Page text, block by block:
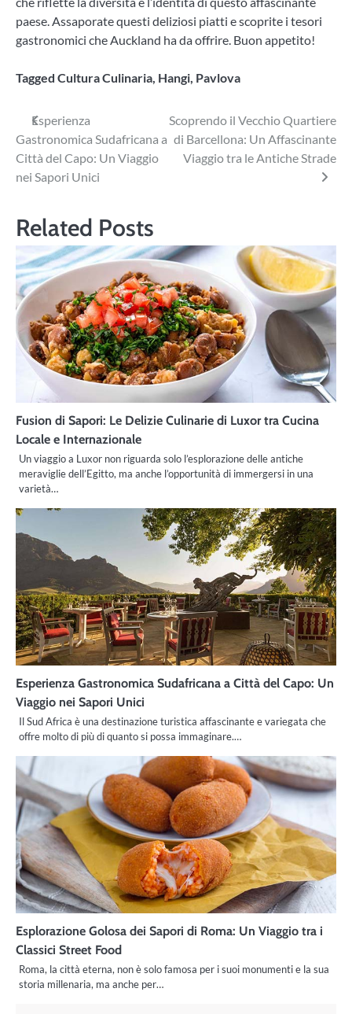
paese. Assaporate questi deliziosi piatti e scoprite i tesori
gastronomici che Auckland ha da offrire. Buon appetito!
Tagged Cultura Culinaria, Hangi, Pavlova
Navigazione
articoli
Esperienza
Gastronomica Sudafricana a
Città del Capo: Un Viaggio
nei Sapori Unici
Scoprendo il Vecchio Quartiere
di Barcellona: Un Affascinante
Viaggio tra le Antiche Strade
Related Posts
Fusion di Sapori: Le Delizie Culinarie di Luxor tra Cucina
Locale e Internazionale
Un viaggio a Luxor non riguarda solo l’esplorazione delle antiche
meraviglie dell’Egitto, ma anche l’opportunità di immergersi in una
varietà…
Esperienza Gastronomica Sudafricana a Città del Capo: Un
Viaggio nei Sapori Unici
Il Sud Africa è una destinazione turistica affascinante e variegata che
offre molto di più di quanto si possa immaginare.…
Esplorazione Golosa dei Sapori di Roma: Un Viaggio tra i
Classici Street Food
Roma, la città eterna, non è solo famosa per i suoi monumenti e la sua
storia millenaria, ma anche per…